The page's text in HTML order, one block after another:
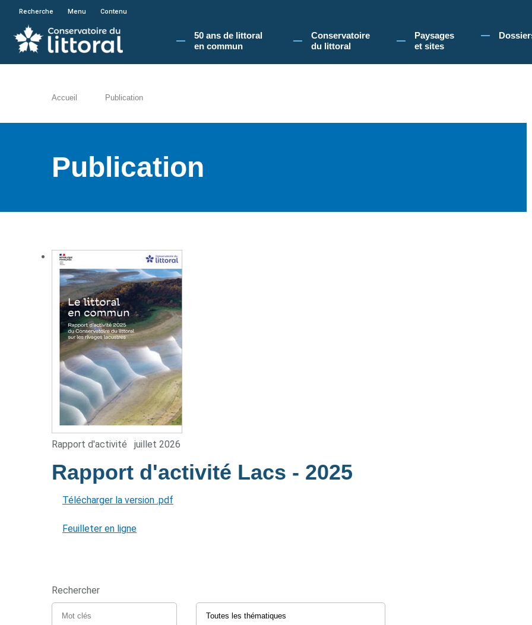
En poursuivant votre navigation sur le site du Conservatoire du littoral, vous acceptez l'utilisation de cookies pour vous
Recherche Menu Contenu
50 ans de littoral
en commun​
Conservatoire
du littoral
Paysages
et sites
Accueil Publication
Publication
Rapport d'activité juillet 2026
Rapport d'activité Lacs - 2025
Télécharger la version .pdf
Feuilleter en ligne
Rechercher